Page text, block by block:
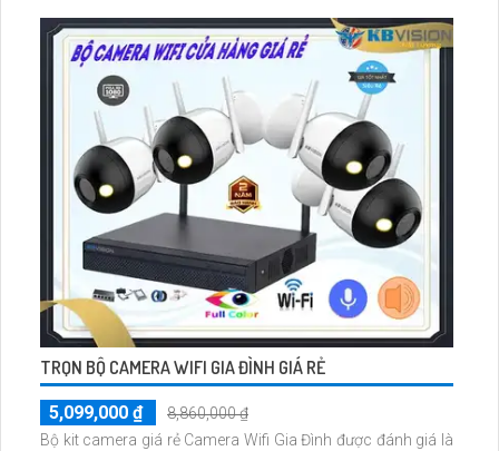
TRỌN BỘ CAMERA WIFI GIA ĐÌNH GIÁ RẺ
5,099,000 ₫
8,860,000 ₫
Bộ kit camera giá rẻ Camera Wifi Gia Đình được đánh giá là